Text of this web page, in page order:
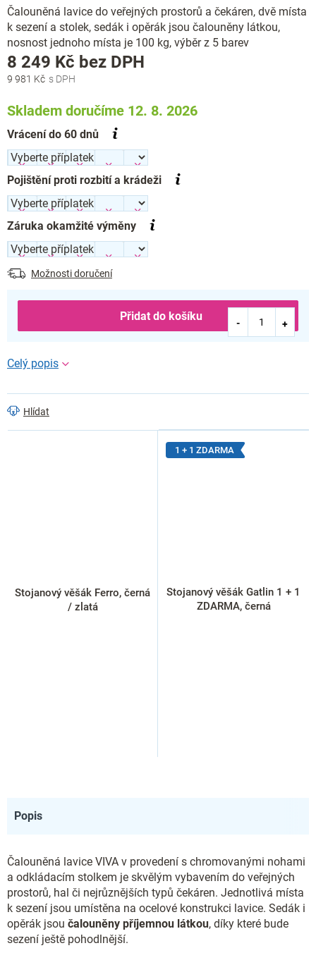
Čalouněná lavice do veřejných prostorů a čekáren, dvě místa
k sezení a stolek, sedák i opěrák jsou čalouněny látkou,
nosnost jednoho místa je 100 kg, výběr z 5 barev
9 981 Kč
8 249 Kč bez DPH
Skladem doručíme 12. 8. 2026
Vrácení do 60 dnů
Pojištění proti rozbití a krádeži
Záruka okamžité výměny
Možnosti doručení
Přidat do košíku
Hlídat
Stojanový věšák Ferro, černá
/ zlatá
1 + 1 ZDARMA
Stojanový věšák Gatlin 1 + 1
ZDARMA, černá
Popis
Čalouněná lavice VIVA v provedení s chromovanými nohami
a odkládacím stolkem je skvělým vybavením do veřejných
prostorů, hal či nejrůznějších typů čekáren. Jednotlivá místa
k sezení jsou umístěna na ocelové konstrukci lavice. Sedák i
opěrák jsou čalouněny příjemnou látkou, díky které bude
sezení ještě pohodlnější.